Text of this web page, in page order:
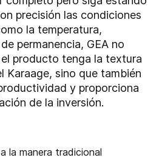
precisión las condiciones
la temperatura,
permanencia, GEA no
producto tenga la textura
Karaage, sino que también
y proporciona
de la inversión.